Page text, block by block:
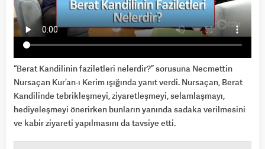
“Berat Kandilinin faziletleri nelerdir?” sorusuna Necmettin
Nursaçan Kur’an-ı Kerim ışığında yanıt verdi. Nursaçan, Berat
Kandilinde tebrikleşmeyi, ziyaretleşmeyi, selamlaşmayı,
hediyeleşmeyi önerirken bunların yanında sadaka verilmesini
ve kabir ziyareti yapılmasını da tavsiye etti.